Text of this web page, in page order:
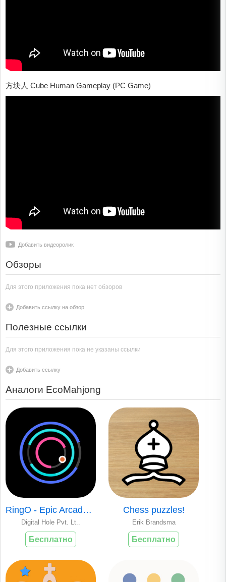
方块人 Cube Human Gameplay (PC Game)
Добавить видеоролик
Обзоры
Для этого приложения пока нет обзоров
Добавить ссылку на обзор
Полезные ссылки
Для этого приложения пока не указаны ссылки
Добавить ссылку
Аналоги EcoMahjong
RingO - Epic Arcade Fun
Digital Hole Pvt. Lt..
Бесплатно
Chess puzzles!
Erik Brandsma
Бесплатно